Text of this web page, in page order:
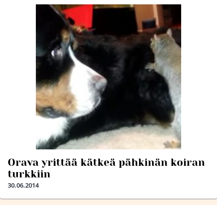
Orava yrittää kätkeä pähkinän koiran
turkkiin
30.06.2014